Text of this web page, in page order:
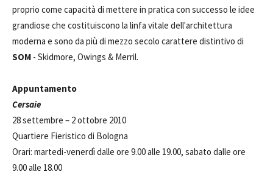
proprio come capacità di mettere in pratica con successo le idee
grandiose che costituiscono la linfa vitale dell'architettura
moderna e sono da più di mezzo secolo carattere distintivo di
SOM - Skidmore, Owings & Merril.
Appuntamento
Cersaie
28 settembre – 2 ottobre 2010
Quartiere Fieristico di Bologna
Orari: martedi-venerdì dalle ore 9.00 alle 19.00, sabato dalle ore
9.00 alle 18.00